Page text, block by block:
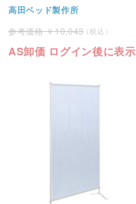
高田ベッド製作所
10,043
AS卸価 ログイン後に表示